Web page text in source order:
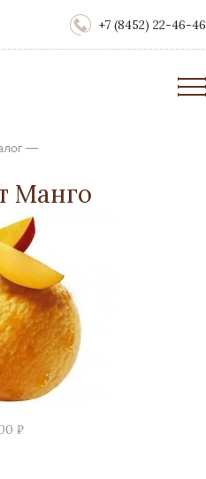
+7 (8452) 22-46-46
—
Манго
₽